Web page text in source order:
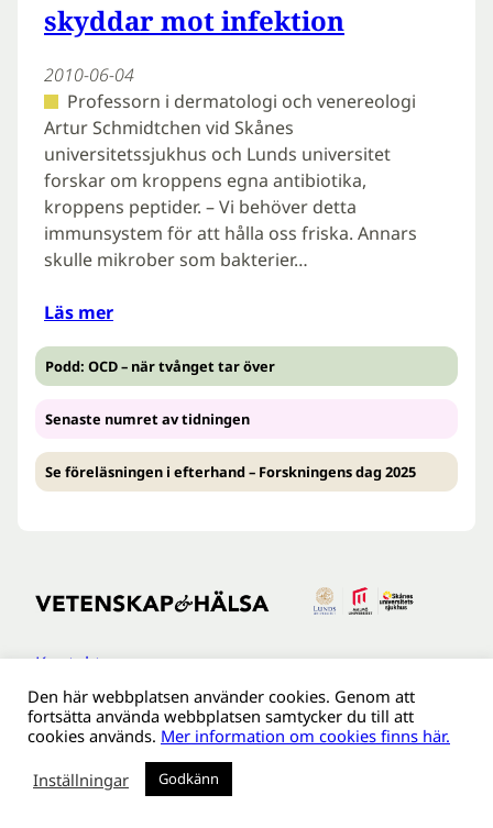
skyddar mot infektion
2010-06-04
Professorn i dermatologi och venereologi
Artur Schmidtchen vid Skånes
universitetssjukhus och Lunds universitet
forskar om kroppens egna antibiotika,
kroppens peptider. – Vi behöver detta
immunsystem för att hålla oss friska. Annars
skulle mikrober som bakterier…
Läs mer
Podd: OCD – när tvånget tar över
Senaste numret av tidningen
Se föreläsningen i efterhand – Forskningens dag 2025
Kontakt
Tillgänglighetsredogöreldse
Om webbplatsen
Behandling av personuppgifter
Den här webbplatsen använder cookies. Genom att
fortsätta använda webbplatsen samtycker du till att
cookies används. Mer information om cookies finns här.
Inställningar
Godkänn